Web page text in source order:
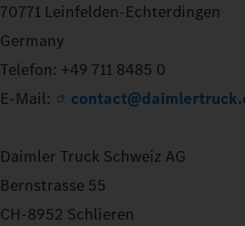
70771 Leinfelden-Echterdingen
Germany
Telefon: +49 711 8485 0
E-Mail:
Daimler Truck Schweiz AG
Bernstrasse 55
CH-8952 Schlieren